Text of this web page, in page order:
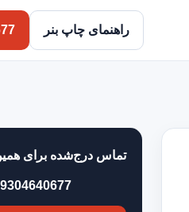
راهنمای چاپ بنر
تماس درج‌شده برای